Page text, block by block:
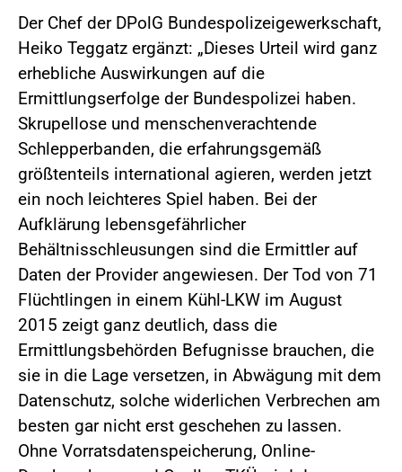
Der Chef der DPolG Bundespolizeigewerkschaft,
Heiko Teggatz ergänzt: „Dieses Urteil wird ganz
erhebliche Auswirkungen auf die
Ermittlungserfolge der Bundespolizei haben.
Skrupellose und menschenverachtende
Schlepperbanden, die erfahrungsgemäß
größtenteils international agieren, werden jetzt
ein noch leichteres Spiel haben. Bei der
Aufklärung lebensgefährlicher
Behältnisschleusungen sind die Ermittler auf
Daten der Provider angewiesen. Der Tod von 71
Flüchtlingen in einem Kühl-LKW im August
2015 zeigt ganz deutlich, dass die
Ermittlungsbehörden Befugnisse brauchen, die
sie in die Lage versetzen, in Abwägung mit dem
Datenschutz, solche widerlichen Verbrechen am
besten gar nicht erst geschehen zu lassen.
Ohne Vorratsdatenspeicherung, Online-